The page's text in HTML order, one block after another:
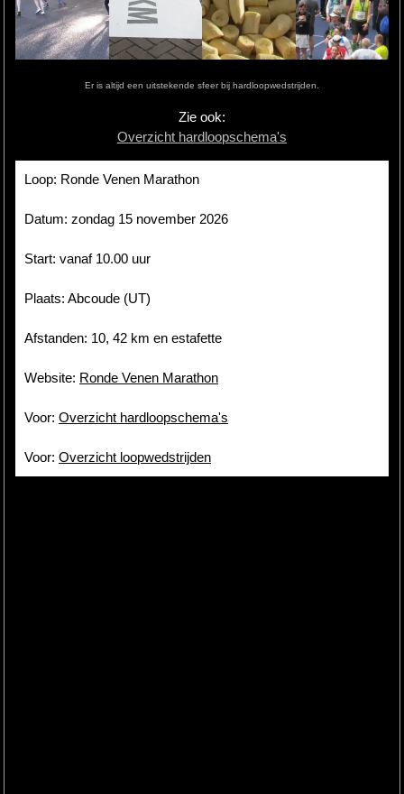
Hardlopen
Site
Er is altijd een uitstekende sfeer bij hardloopwedstrijden.
Zie ook:
Overzicht hardloopschema's
Loop: Ronde Venen Marathon
Datum: zondag 15 november 2026
Start: vanaf 10.00 uur
Plaats: Abcoude (UT)
Afstanden: 10, 42 km en estafette
Website: Ronde Venen Marathon
Voor: Overzicht hardloopschema's
Voor: Overzicht loopwedstrijden